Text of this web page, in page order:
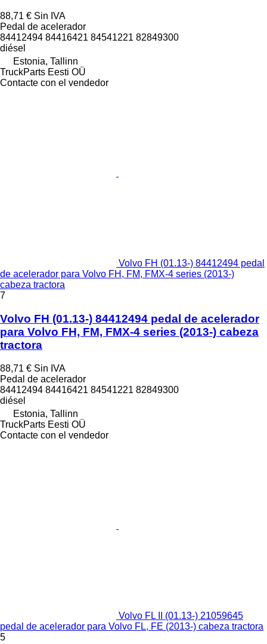
88,71 € Sin IVA
Pedal de acelerador
84412494 84416421 84541221 82849300
diésel
Estonia, Tallinn
TruckParts Eesti OÜ
Contacte con el vendedor
Volvo FH (01.13-) 84412494 pedal
de acelerador para Volvo FH, FM, FMX-4 series (2013-)
cabeza tractora
7
Volvo FH (01.13-) 84412494 pedal de acelerador
para Volvo FH, FM, FMX-4 series (2013-) cabeza
tractora
88,71 € Sin IVA
Pedal de acelerador
84412494 84416421 84541221 82849300
diésel
Estonia, Tallinn
TruckParts Eesti OÜ
Contacte con el vendedor
Volvo FL II (01.13-) 21059645
pedal de acelerador para Volvo FL, FE (2013-) cabeza tractora
5